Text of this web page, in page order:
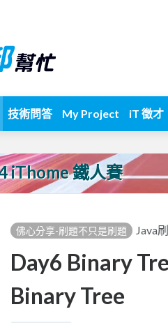
技術問答 My Project iT 徵才
iThome 鐵人賽
佛心分享-刷題不只是刷題 Java
Day6 Binary
Binary Tree